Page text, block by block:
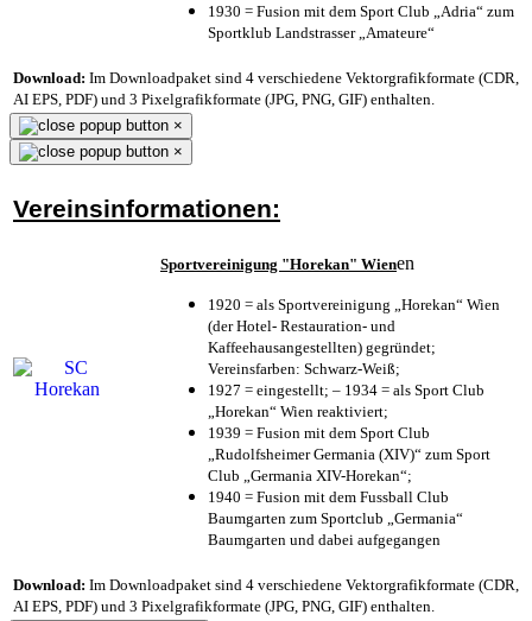
1930 = Fusion mit dem Sport Club „Adria“ zum
Sportklub Landstrasser „Amateure“
Download: Im Downloadpaket sind 4 verschiedene Vektorgrafikformate (CDR,
AI EPS, PDF) und 3 Pixelgrafikformate (JPG, PNG, GIF) enthalten.
×
×
Vereinsinformationen:
Sportvereinigung "Horekan" Wienen
1920 = als Sportvereinigung „Horekan“ Wien
(der Hotel- Restauration- und
Kaffeehausangestellten) gegründet;
Vereinsfarben: Schwarz-Weiß;
1927 = eingestellt; – 1934 = als Sport Club
„Horekan“ Wien reaktiviert;
1939 = Fusion mit dem Sport Club
„Rudolfsheimer Germania (XIV)“ zum Sport
Club „Germania XIV-Horekan“;
1940 = Fusion mit dem Fussball Club
Baumgarten zum Sportclub „Germania“
Baumgarten und dabei aufgegangen
Download: Im Downloadpaket sind 4 verschiedene Vektorgrafikformate (CDR,
AI EPS, PDF) und 3 Pixelgrafikformate (JPG, PNG, GIF) enthalten.